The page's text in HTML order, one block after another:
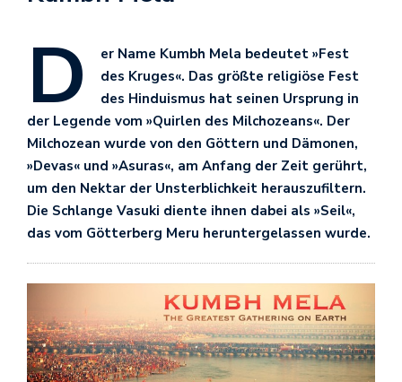
D
er Name Kumbh Mela bedeutet »Fest
des Kruges«. Das größte religiöse Fest
des Hinduismus hat seinen Ursprung in
der Legende vom »Quirlen des Milchozeans«. Der
Milchozean wurde von den Göttern und Dämonen,
»Devas« und »Asuras«, am Anfang der Zeit gerührt,
um den Nektar der Unsterblichkeit herauszufiltern.
Die Schlange Vasuki diente ihnen dabei als »Seil«,
das vom Götterberg Meru heruntergelassen wurde.